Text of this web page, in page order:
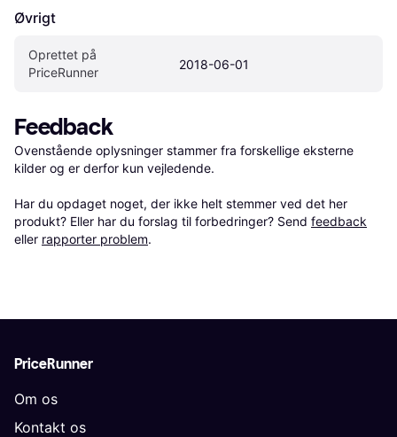
Øvrigt
Oprettet på
PriceRunner
2018-06-01
Feedback
Ovenstående oplysninger stammer fra forskellige eksterne
kilder og er derfor kun vejledende.
Har du opdaget noget, der ikke helt stemmer ved det her
produkt? Eller har du forslag til forbedringer? Send feedback
eller rapporter problem.
PriceRunner
Om os
Kontakt os